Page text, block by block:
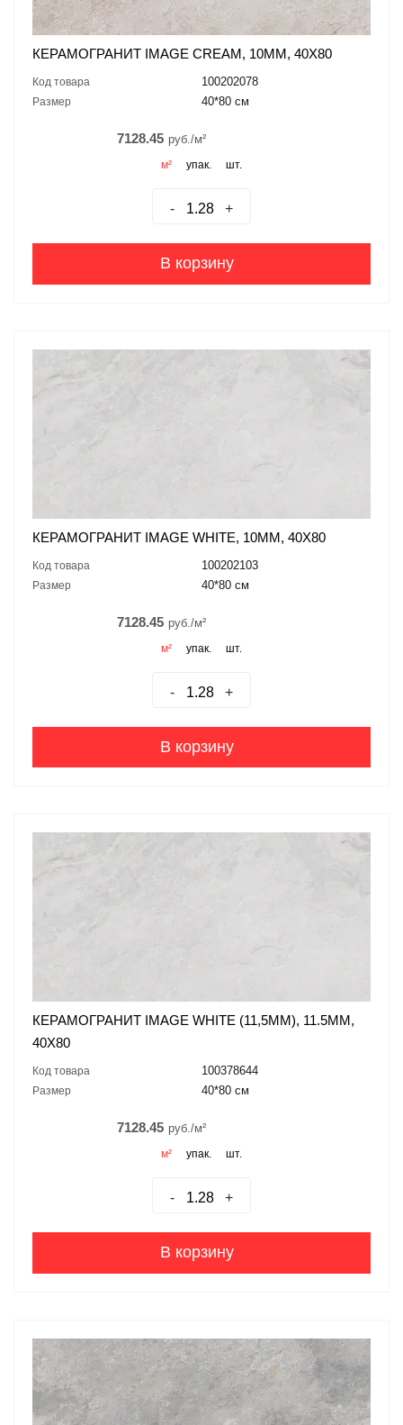
КЕРАМОГРАНИТ IMAGE CREAM, 10ММ, 40X80
Код товара 100202078
Размер 40*80 см
7128.45 руб./м²
м² упак. шт.
- +
В корзину
КЕРАМОГРАНИТ IMAGE WHITE, 10ММ, 40X80
Код товара 100202103
Размер 40*80 см
7128.45 руб./м²
м² упак. шт.
- +
В корзину
КЕРАМОГРАНИТ IMAGE WHITE (11,5MM), 11.5ММ,
40X80
Код товара 100378644
Размер 40*80 см
7128.45 руб./м²
м² упак. шт.
- +
В корзину